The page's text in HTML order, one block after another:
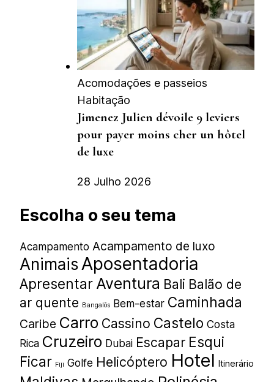
Acomodações e passeios
Habitação
Jimenez Julien dévoile 9 leviers
pour payer moins cher un hôtel
de luxe
28 Julho 2026
Escolha o seu tema
Acampamento Acampamento de luxo
AnimaisAposentadoria
Apresentar Aventura Bali Balão de
ar quente
Bangalôs Bem-estar Caminhada
Caribe Carro Cassino Castelo Costa
Rica Cruzeiro Dubai Escapar Esqui
Ficar Fiji Golfe Helicóptero Hotel Itinerário